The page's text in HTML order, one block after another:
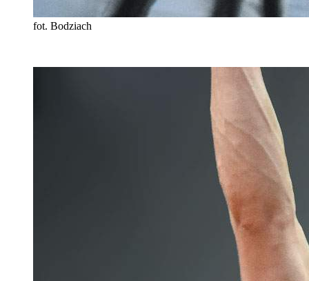
fot. Bodziach